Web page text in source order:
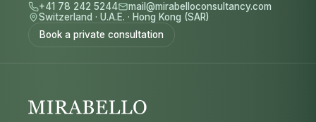
+41 78 242 5244
mail@mirabelloconsultancy.com
Switzerland · U.A.E. · Hong Kong (SAR)
Book a private consultation